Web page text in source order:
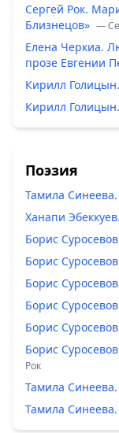
Сергей Рок.
Близнецов» —
Елена Черкиа.
прозе Евгении
Кирилл
Кирилл
Поэзия
Тамила
Ханапи
Борис
Борис
Борис
Борис
Борис
Борис
Рок
Тамила
Тамила